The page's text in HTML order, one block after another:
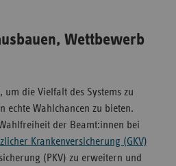
Wettbewerb
um die Vielfalt des Systems zu
echte Wahlchancen zu bieten.
der Beamt:innen bei
Krankenversicherung (GKV)
(PKV) zu erweitern und